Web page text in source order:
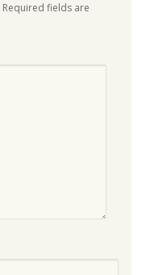
Required fields are